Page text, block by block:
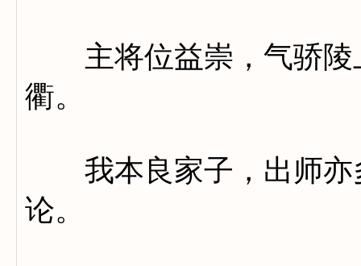
主将位益崇，气骄陵
衢。
我本良家子，出师亦
论。